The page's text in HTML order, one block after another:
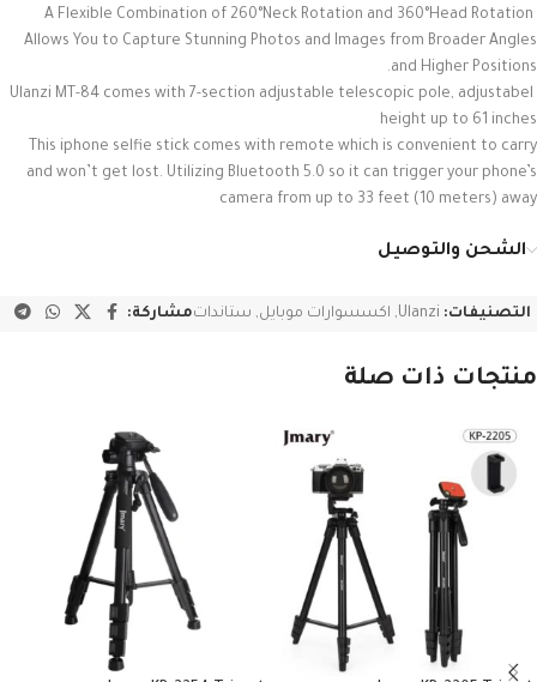
A Flexible Combination of 260°Neck Rotation and 360°Head Rotation
Allows You to Capture Stunning Photos and Images from Broader Angles
and Higher Positions.
Ulanzi MT-84 comes with 7-section adjustable telescopic pole, adjustabel
height up to 61 inches
This iphone selfie stick comes with remote which is convenient to carry
and won’t get lost. Utilizing Bluetooth 5.0 so it can trigger your phone’s
camera from up to 33 feet (10 meters) away
الشحن والتوصيل
التصنيفات: Ulanzi
, اكسسوارات موبايل, ستانداتمشاركة:
منتجات ذات صلة